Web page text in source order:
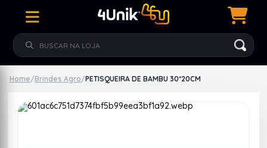
Home/Brindes Agro/PETISQUEIRA DE BAMBU 30*20CM